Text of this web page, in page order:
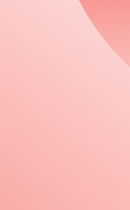
法人日本パブリックゴルフ協会
した。創立以来、生涯スポーツ
に集い、ゴルフのさらなる普及
競技からスポンサー杯等のアン
状況が続くものと思います。こ
携を強化し、市場活性化に向け
化に向けた様々な事業活動を推